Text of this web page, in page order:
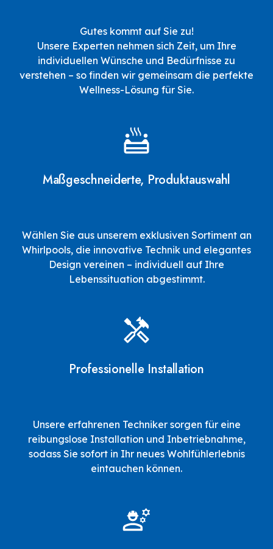
Gutes kommt auf Sie zu!
Unsere Experten nehmen sich Zeit, um Ihre
individuellen Wünsche und Bedürfnisse zu
verstehen – so finden wir gemeinsam die perfekte
Wellness-Lösung für Sie.
Maßgeschneiderte, Produktauswahl
Wählen Sie aus unserem exklusiven Sortiment an
Whirlpools, die innovative Technik und elegantes
Design vereinen – individuell auf Ihre
Lebenssituation abgestimmt.
Professionelle Installation
Unsere erfahrenen Techniker sorgen für eine
reibungslose Installation und Inbetriebnahme,
sodass Sie sofort in Ihr neues Wohlfühlerlebnis
eintauchen können.